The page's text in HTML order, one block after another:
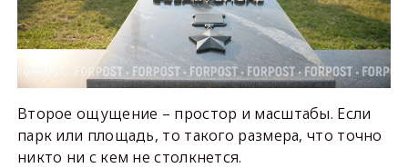
Второе ощущение – простор и масштабы. Если
парк или площадь, то такого размера, что точно
никто ни с кем не столкнется.